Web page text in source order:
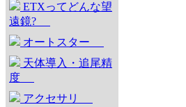
ETXってどんな望
遠鏡?
オートスター
天体導入・追尾精
度
アクセサリ